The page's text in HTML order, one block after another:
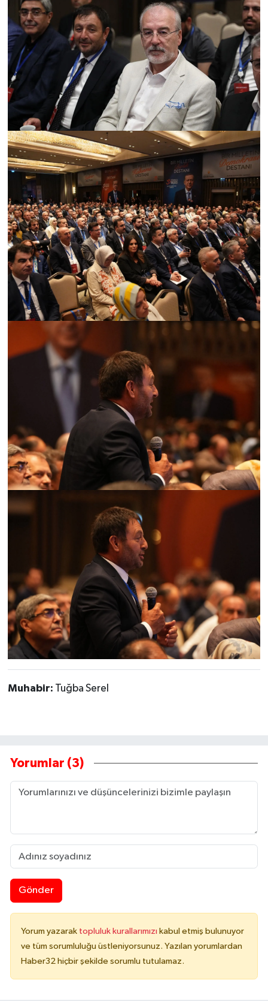
Muhabir: Tuğba Serel
Yorumlar (3)
Gönder
Yorum yazarak topluluk kurallarımızı kabul etmiş bulunuyor
ve tüm sorumluluğu üstleniyorsunuz. Yazılan yorumlardan
Haber32 hiçbir şekilde sorumlu tutulamaz.